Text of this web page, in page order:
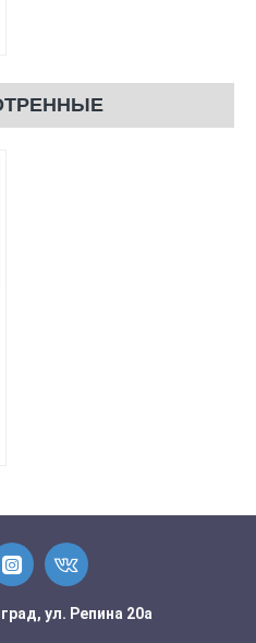
ул. Репина 20а